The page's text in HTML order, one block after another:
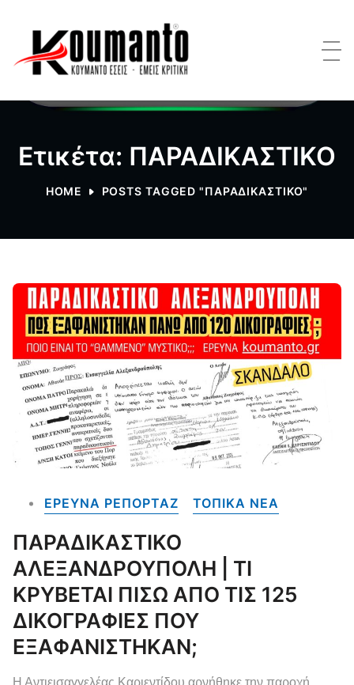
Ετικέτα: ΠΑΡΑΔΙΚΑΣΤΙΚΟ
HOME POSTS TAGGED "ΠΑΡΑΔΙΚΑΣΤΙΚΟ"
ΕΡΕΥΝΑ ΡΕΠΟΡΤΑΖ ΤΟΠΙΚΑ NEA
ΠΑΡΑΔΙΚΑΣΤΙΚΟ
ΑΛΕΞΑΝΔΡΟΥΠΟΛΗ | ΤΙ
ΚΡΥΒΕΤΑΙ ΠΙΣΩ ΑΠΟ ΤΙΣ 125
ΔΙΚΟΓΡΑΦΙΕΣ ΠΟΥ
ΕΞΑΦΑΝΙΣΤΗΚΑΝ;
Η Αντιεισαγγελέας Καριεντίδου αρνήθηκε την παροχή